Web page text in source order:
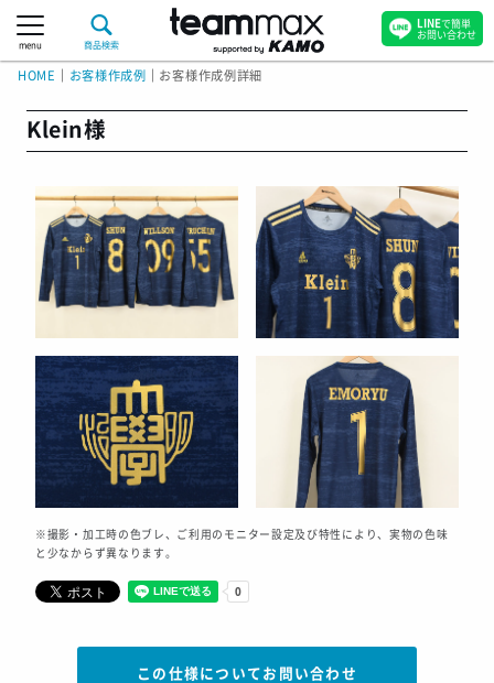
menu 商品検索
HOME お客様作成例 お客様作成例詳細
Klein様
※撮影・加工時の色ブレ、ご利用のモニター設定及び特性により、実物の色味
と少なからず異なります。
この仕様についてお問い合わせ
LINEで簡単
お問い合わせ